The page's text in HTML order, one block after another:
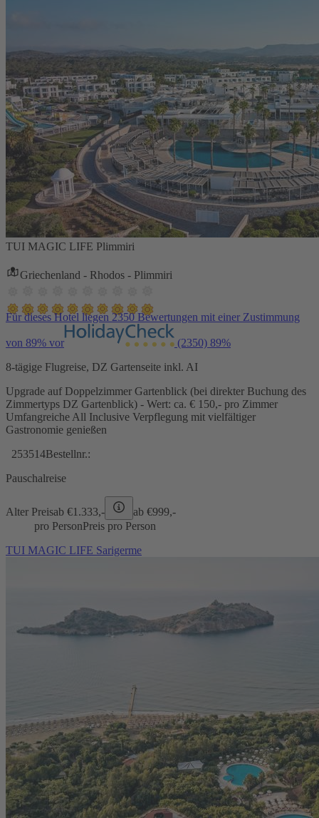
TUI MAGIC LIFE Plimmiri
Griechenland - Rhodos - Plimmiri
Für dieses Hotel liegen 2350 Bewertungen mit einer Zustimmung
von 89% vor (2350) 89%
8-tägige Flugreise, DZ Gartenseite inkl. AI
Upgrade auf Doppelzimmer Gartenblick (bei direkter Buchung des
Zimmertyps DZ Gartenblick) - Wert: ca. € 150,- pro Zimmer
Umfangreiche All Inclusive Verpflegung mit vielfältiger
Gastronomie genießen
253514Bestellnr.:
Pauschalreise
Alter Preisab €1.333,- ab €999,-
pro PersonPreis pro Person
TUI MAGIC LIFE Sarigerme